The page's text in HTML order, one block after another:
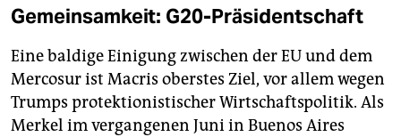
Gemeinsamkeit: G20-Präsidentschaft
Eine baldige Einigung zwischen der EU und dem
Mercosur ist Macris oberstes Ziel, vor allem wegen
Trumps protek­tionistischer Wirtschaftspolitik. Als
Merkel im vergangenen Juni in Buenos Aires